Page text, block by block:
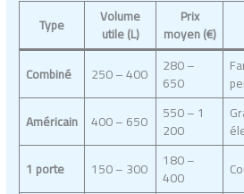
Type Volume
utile (L)
Prix
moyen (€)
Combiné 250 – 400 280 –
650
Américain 400 – 650 550 – 1
200
1 porte
150 – 300 180 –
400